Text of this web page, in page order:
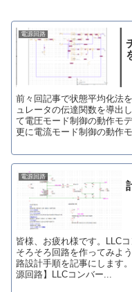
電源回路
前々回記事で状態平均化法
ュレータの伝達関数を導出
て電圧モード制御の動作モ
更に電流モード制御の動作
電源回路
皆様、お疲れ様です。LLC
そろそろ回路を作ってみよ
路設計手順を記事にします
源回路】LLCコンバー...